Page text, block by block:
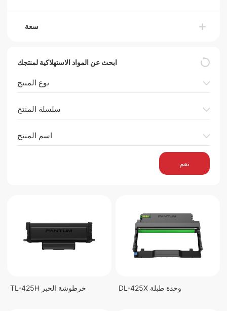
سعة
ابحث عن المواد الاستهلاكية لمنتجك
نوع المنتج
سلسلة المنتج
اسم المنتج
نعم
TL-425H خرطوشة الحبر DL-425X وحدة طبلة